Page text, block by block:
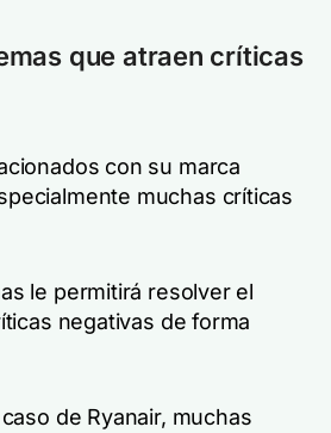
que atraen críticas
con su marca
muchas críticas
le permitirá resolver el
negativas de forma
de Ryanair, muchas